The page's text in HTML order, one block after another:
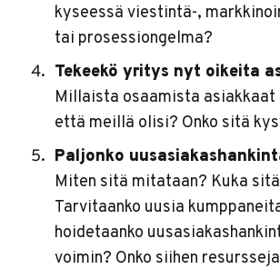
kyseessä viestintä-,
tai prosessiongelma?
Tekeekö yritys nyt oikeita
Millaista osaamista
että meillä olisi? Onko sitä
Paljonko
Miten sitä mitataan? Kuka
Tarvitaanko uusia
hoidetaanko
voimin? Onko siihen